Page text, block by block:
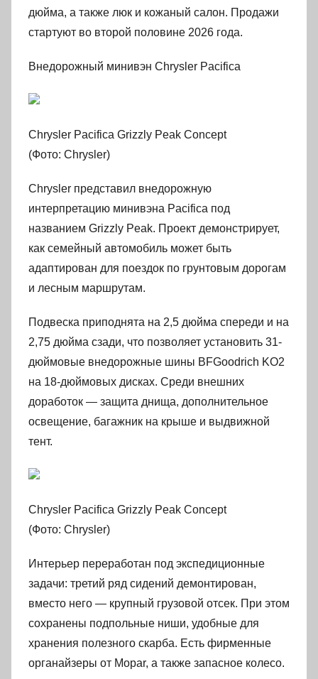
дюйма, а также люк и кожаный салон. Продажи
стартуют во второй половине 2026 года.
Внедорожный минивэн Chrysler Pacifica
Chrysler Pacifica Grizzly Peak Concept
(Фото: Chrysler)
Chrysler представил внедорожную
интерпретацию минивэна Pacifica под
названием Grizzly Peak. Проект демонстрирует,
как семейный автомобиль может быть
адаптирован для поездок по грунтовым дорогам
и лесным маршрутам.
Подвеска приподнята на 2,5 дюйма спереди и на
2,75 дюйма сзади, что позволяет установить 31-
дюймовые внедорожные шины BFGoodrich KO2
на 18-дюймовых дисках. Среди внешних
доработок — защита днища, дополнительное
освещение, багажник на крыше и выдвижной
тент.
Chrysler Pacifica Grizzly Peak Concept
(Фото: Chrysler)
Интерьер переработан под экспедиционные
задачи: третий ряд сидений демонтирован,
вместо него — крупный грузовой отсек. При этом
сохранены подпольные ниши, удобные для
хранения полезного скарба. Есть фирменные
органайзеры от Mopar, а также запасное колесо.